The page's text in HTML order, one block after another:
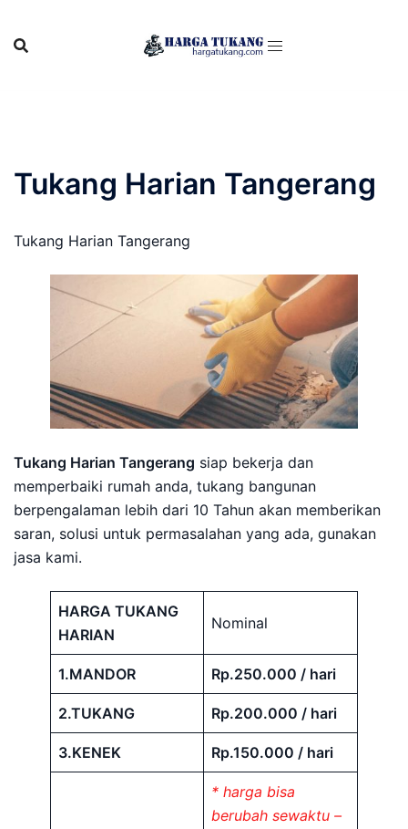
content
Tukang Harian Tangerang
Tukang Harian Tangerang
Tukang Harian Tangerang siap bekerja dan
memperbaiki rumah anda, tukang bangunan
berpengalaman lebih dari 10 Tahun akan memberikan
saran, solusi untuk permasalahan yang ada, gunakan
jasa kami.
HARGA TUKANG
HARIAN
Nominal
1.MANDOR Rp.250.000 / hari
2.TUKANG Rp.200.000 / hari
3.KENEK Rp.150.000 / hari
* harga bisa
berubah sewaktu –